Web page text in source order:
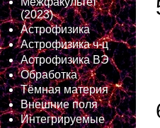
(2023)
Астрофизика
Астрофизика ч-ц
Астрофизика ВЭ
Обработка
Тёмная материя
Внешние поля
Интегрируемые